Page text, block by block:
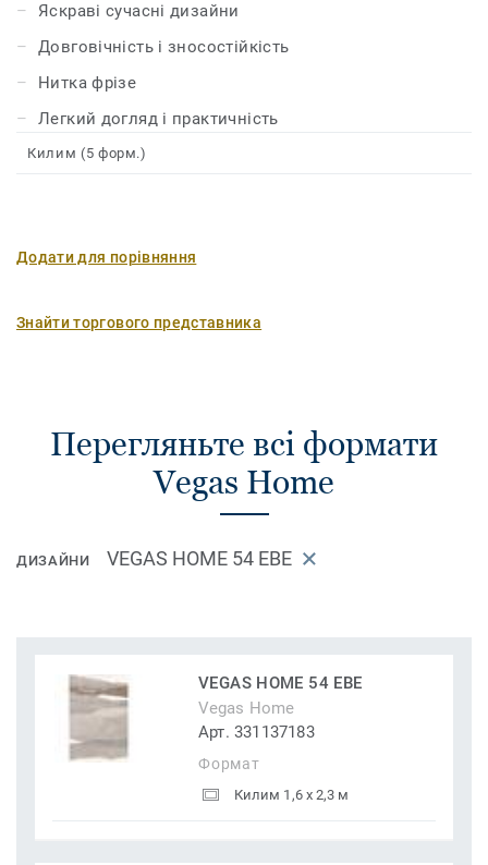
Яскраві сучасні дизайни
Довговічність і зносостійкість
Нитка фрізе
Легкий догляд і практичність
Килим (5 форм.)
Додати для порівняння
Знайти торгового представника
Перегляньте всі формати
Vegas Home
ДИЗАЙНИ VEGAS HOME 54 EBE
VEGAS HOME 54 EBE
Vegas Home
Арт. 331137183
Формат
Килим 1,6 x 2,3 м